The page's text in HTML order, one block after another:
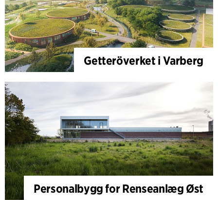
Getteröverket i Varberg
Personalbygg for Renseanlæg Øst